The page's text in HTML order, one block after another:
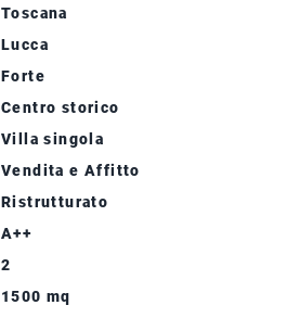
Toscana
Lucca
Forte
Centro storico
Villa singola
Vendita e Affitto
Ristrutturato
A++
2
1500 mq